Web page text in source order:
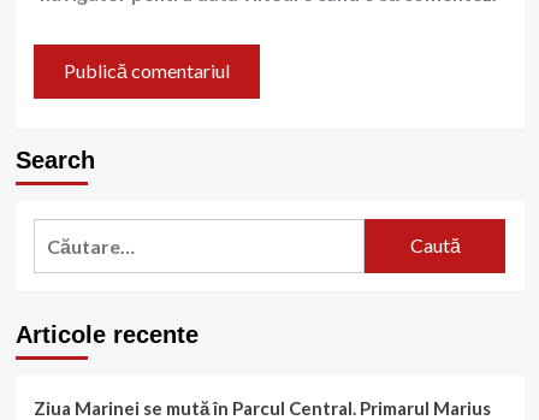
Search
Caută
Articole recente
Ziua Marinei se mută în Parcul Central. Primarul Marius